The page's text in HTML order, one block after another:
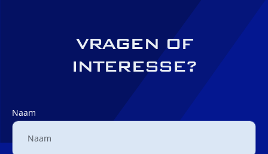
VRAGEN OF
INTERESSE?
Naam